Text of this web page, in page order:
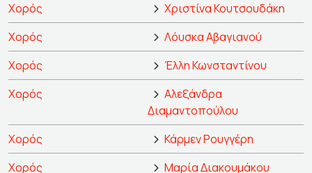
Χορός
Χριστίνα Κουτσουδάκη
Χορός
Λόυσκα Αβαγιανού
Χορός
Έλλη Κωνσταντίνου
Χορός
Αλεξάνδρα
Διαμαντοπούλου
Χορός
Κάρμεν Ρουγγέρη
Χορός
Μαρία Διακουμάκου